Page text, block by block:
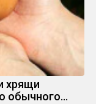
хрящи
обычного…